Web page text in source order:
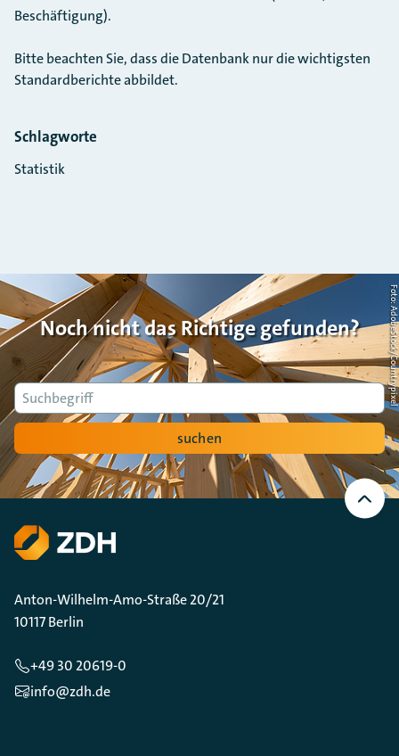
Beschäftigung).
Bitte beachten Sie, dass die Datenbank nur die wichtigsten
Standardberichte abbildet.
Schlagworte
Statistik
Noch nicht das Richtige gefunden?
Suche
suchen
Foto: AdobeStock/Countrypixel
Nach
oben
Scrollen
Anton-Wilhelm-Amo-Straße 20/21
10117 Berlin
+49 30 20619-0
info@zdh.de